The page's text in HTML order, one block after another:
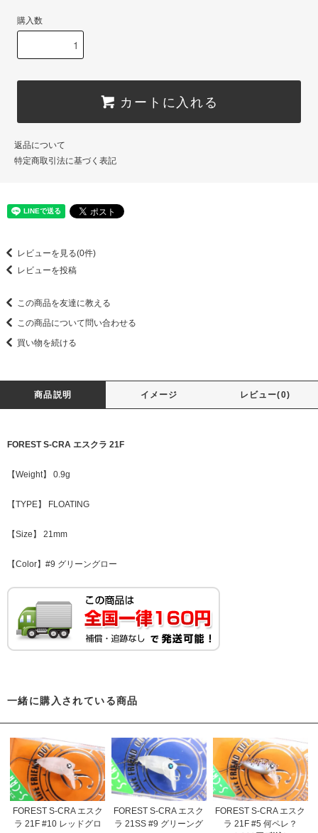
購入数
カートに入れる
返品について
特定商取引法に基づく表記
レビューを見る(0件)
レビューを投稿
この商品を友達に教える
この商品について問い合わせる
買い物を続ける
商品説明 イメージ レビュー(0)
FOREST S-CRA エスクラ 21F
【Weight】 0.9g
【TYPE】 FLOATING
【Size】 21mm
【Color】#9 グリーングロー
一緒に購入されている商品
FOREST S-CRA エスク
ラ 21F #10 レッドグロ
FOREST S-CRA エスク
ラ 21SS #9 グリーング
FOREST S-CRA エスク
ラ 21F #5 何ペレ？